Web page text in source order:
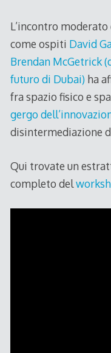
L’incontro moderato
come ospiti David
Brendan McGetrick
futuro di Dubai)ha
fra spazio fisico e
gergo
disintermediazione
Qui trovate un
completo del